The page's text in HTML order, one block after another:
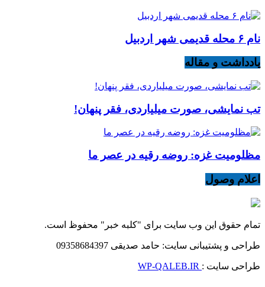
نام ۶ محله قدیمی شهر اردبیل
یادداشت و مقاله
تب نمایشی، صورت میلیاردی، فقر پنهان!
مظلومیت غزه: روضه رقیه در عصر ما
اعلام وصول
تمام حقوق این وب سایت برای "کلبه خبر" محفوظ است.
طراحی و پشتیبانی سایت: حامد صدیقی 09358684397
طراحی سایت :